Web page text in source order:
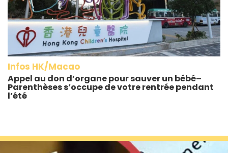
Infos HK/Macao
Appel au don d’organe pour sauver un bébé–
Parenthèses s’occupe de votre rentrée pendant
l’été